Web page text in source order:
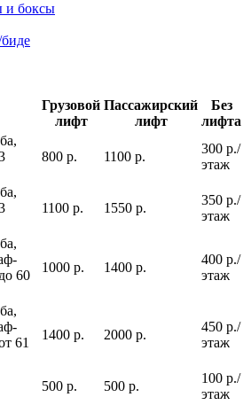
и боксы
Грузовой
лифт
Пассажирский
лифт
Без
лифта
800 р. 1100 р.
300 р./
этаж
1100 р. 1550 р.
350 р./
этаж
60
1000 р. 1400 р.
400 р./
этаж
61
1400 р. 2000 р.
450 р./
этаж
500 р. 500 р.
100 р./
этаж